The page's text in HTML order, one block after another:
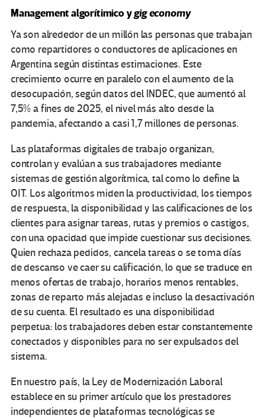
Management algorítimico ygig economy
Ya son alrededor de un millón las personas que trabajan
como repartidores o conductores de aplicaciones en
Argentina según distintas estimaciones. Este
crecimiento ocurre en paralelo con el aumento de la
desocupación, según datos del INDEC, que aumentó al
7,5% a fines de 2025, el nivel más alto desde la
pandemia, afectando a casi 1,7 millones de personas.
Las plataformas digitales de trabajo organizan,
controlan y evalúan a sus trabajadores mediante
sistemas de gestión algorítmica, tal como lo define la
OIT. Los algoritmos miden la productividad, los tiempos
de respuesta, la disponibilidad y las calificaciones de los
clientes para asignar tareas, rutas y premios o castigos,
con una opacidad que impide cuestionar sus decisiones.
Quien rechaza pedidos, cancela tareas o se toma días
de descanso ve caer su calificación, lo que se traduce en
menos ofertas de trabajo, horarios menos rentables,
zonas de reparto más alejadas e incluso la desactivación
de su cuenta. El resultado es una disponibilidad
perpetua: los trabajadores deben estar constantemente
conectados y disponibles para no ser expulsados del
sistema.
En nuestro país, la Ley de Modernización Laboral
establece en su primer artículo que los prestadores
independientes de plataformas tecnológicas se